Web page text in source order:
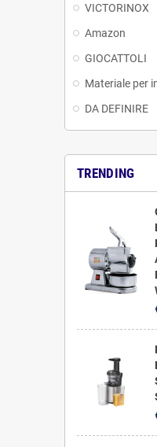
VICTORINOX
Amazon
GIOCATTOLI
Materiale per
DA DEFINIRE
TRENDING